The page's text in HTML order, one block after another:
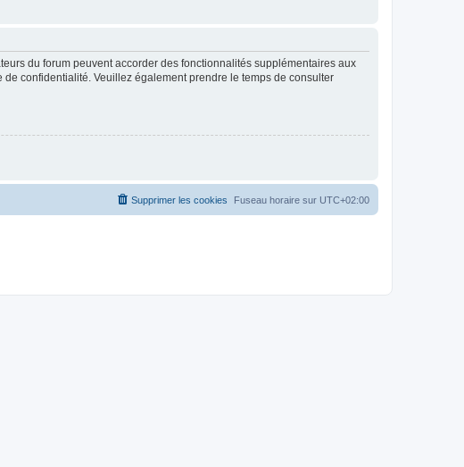
du forum peuvent accorder des fonctionnalités supplémentaires aux
confidentialité. Veuillez également prendre le temps de consulter
Fuseau horaire sur UTC+02:00
Supprimer les cookies